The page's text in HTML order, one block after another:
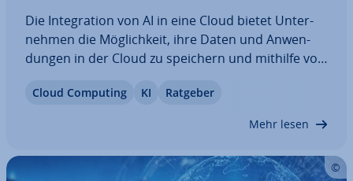
Die In­te­gra­ti­on von AI in eine Cloud bietet Un­ter­
neh­men die Mög­lich­keit, ihre Daten und An­wen­
dun­gen in der Cloud zu speichern und mithilfe von
was genau man unter dem Begriff der „AI Cloud“
Cloud Computing KI Ratgeber
Mehr lesen